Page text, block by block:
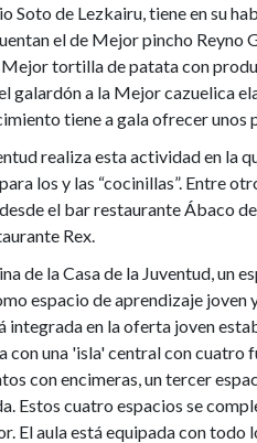
de Lezkairu, tiene en su
el de Mejor pincho Reyno
tortilla de patata con
galardón a la Mejor cazuelica
tiene a gala ofrecer
realiza esta actividad en la
los y las “cocinillas”. Entre
el bar restaurante Ábaco
Rex.
de la Casa de la Juventud, un
espacio de aprendizaje
integrada en la oferta joven
con una 'isla' central con
con encimeras, un tercer
Estos cuatro espacios se
El aula está equipada con todo